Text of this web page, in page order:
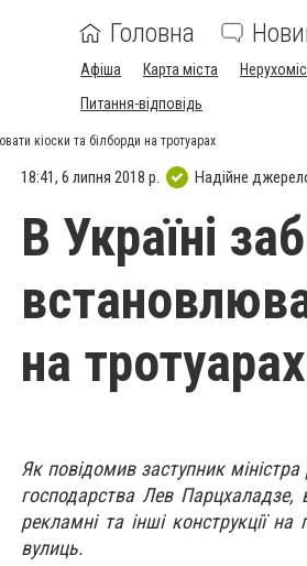
Головна
Афіша Карта міста
Питання-відповідь
кіоски та білборди на тротуарах
18:41, 6 липня 2018 р. Надійне
В Україні
на тротуарах
Як повідомив заступник
господарства Лев Парцхаладзе,
рекламні та інші конструкції на
вулиць.